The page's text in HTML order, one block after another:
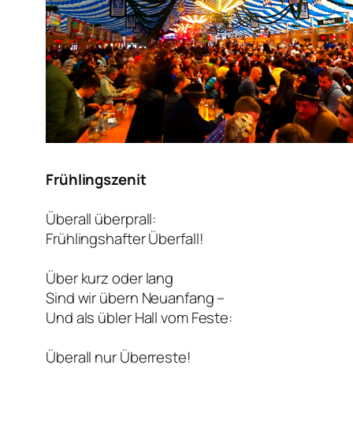
Frühlingszenit
Überall überprall:
Frühlingshafter Überfall!
Über kurz oder lang
Sind wir übern Neuanfang –
Und als übler Hall vom Feste:
Überall nur Überreste!